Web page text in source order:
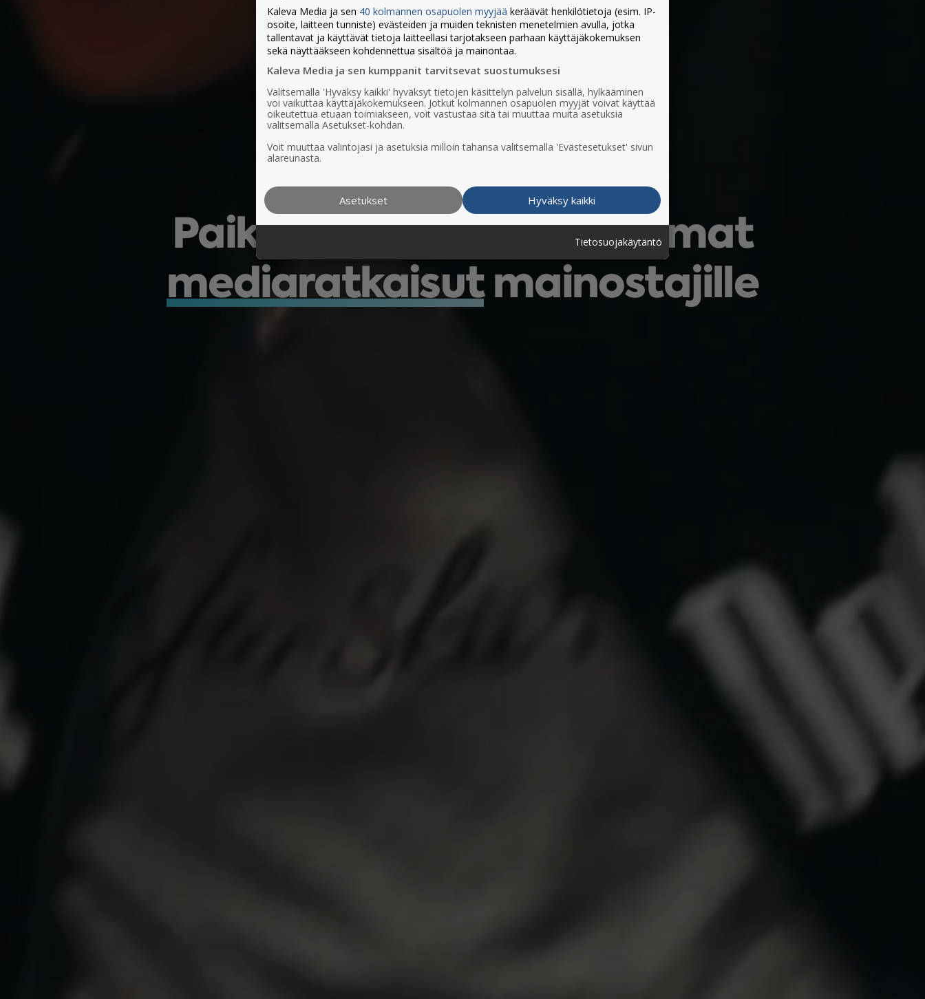
Paikallisesti tavoittavimmat
mediaratkaisutmainostajille
Kaleva Media ja sen 40 kolmannen osapuolen myyjää keräävät henkilötietoja (esim. IP-
osoite, laitteen tunniste) evästeiden ja muiden teknisten menetelmien avulla, jotka
tallentavat ja käyttävät tietoja laitteellasi tarjotakseen parhaan käyttäjäkokemuksen
sekä näyttääkseen kohdennettua sisältöä ja mainontaa.
Kaleva Media ja sen kumppanit tarvitsevat suostumuksesi
Valitsemalla 'Hyväksy kaikki' hyväksyt tietojen käsittelyn palvelun sisällä, hylkääminen
voi vaikuttaa käyttäjäkokemukseen. Jotkut kolmannen osapuolen myyjät voivat käyttää
oikeutettua etuaan toimiakseen, voit vastustaa sitä tai muuttaa muita asetuksia
valitsemalla Asetukset-kohdan.
Voit muuttaa valintojasi ja asetuksia milloin tahansa valitsemalla 'Evästesetukset' sivun
alareunasta.
Hyväksy kaikki
Asetukset
Tietosuojakäytäntö